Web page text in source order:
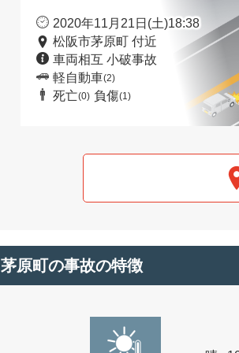
2020年11月21日(土)18:38
松阪市茅原町 付近
車両相互 小破事故
軽自動車(2)
死亡(0) 負傷(1)
茅原町の事故の特徴